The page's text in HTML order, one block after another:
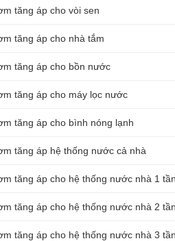
tăng áp cho vòi sen
tăng áp cho nhà tắm
tăng áp cho bồn nước
tăng áp cho máy lọc nước
tăng áp cho bình nóng lạnh
tăng áp hệ thống nước cả nhà
tăng áp cho hệ thống nước nhà 1
tăng áp cho hệ thống nước nhà 2
tăng áp cho hệ thống nước nhà 3